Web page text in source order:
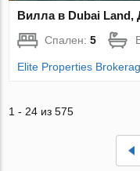
Вилла в Dubai Land,
Спален:5
Elite Properties
1 - 24 из 575